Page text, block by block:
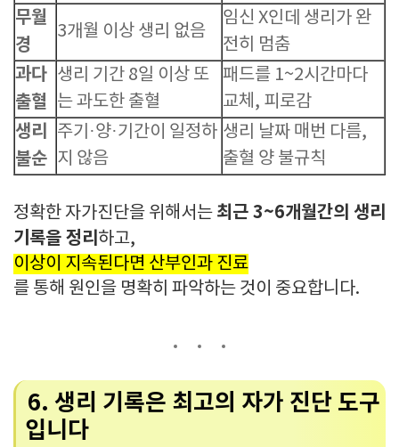
무월
경
3개월 이상 생리 없음
임신 X인데 생리가 완
전히 멈춤
과다
출혈
생리 기간 8일 이상 또
는 과도한 출혈
패드를 1~2시간마다
교체, 피로감
생리
불순
주기·양·기간이 일정하
지 않음
생리 날짜 매번 다름,
출혈 양 불규칙
정확한 자가진단을 위해서는 최근 3~6개월간의 생리
기록을 정리 하고,
이상이 지속된다면 산부인과 진료
를 통해 원인을 명확히 파악하는 것이 중요합니다.
6. 생리 기록은 최고의 자가 진단 도구
입니다